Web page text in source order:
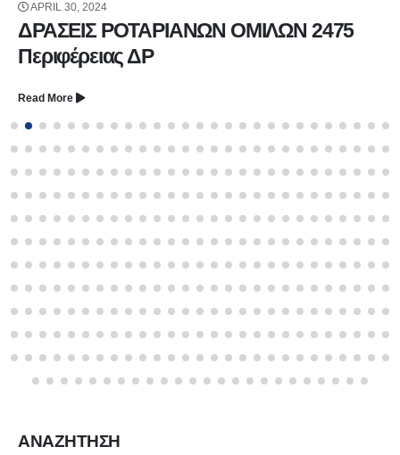
APRIL 30, 2024
ΔΡΑΣΕΙΣ ΡΟΤΑΡΙΑΝΩΝ ΟΜΙΛΩΝ 2475
Περιφέρειας ΔΡ
Read More
ΑΝΑΖΗΤΗΣΗ